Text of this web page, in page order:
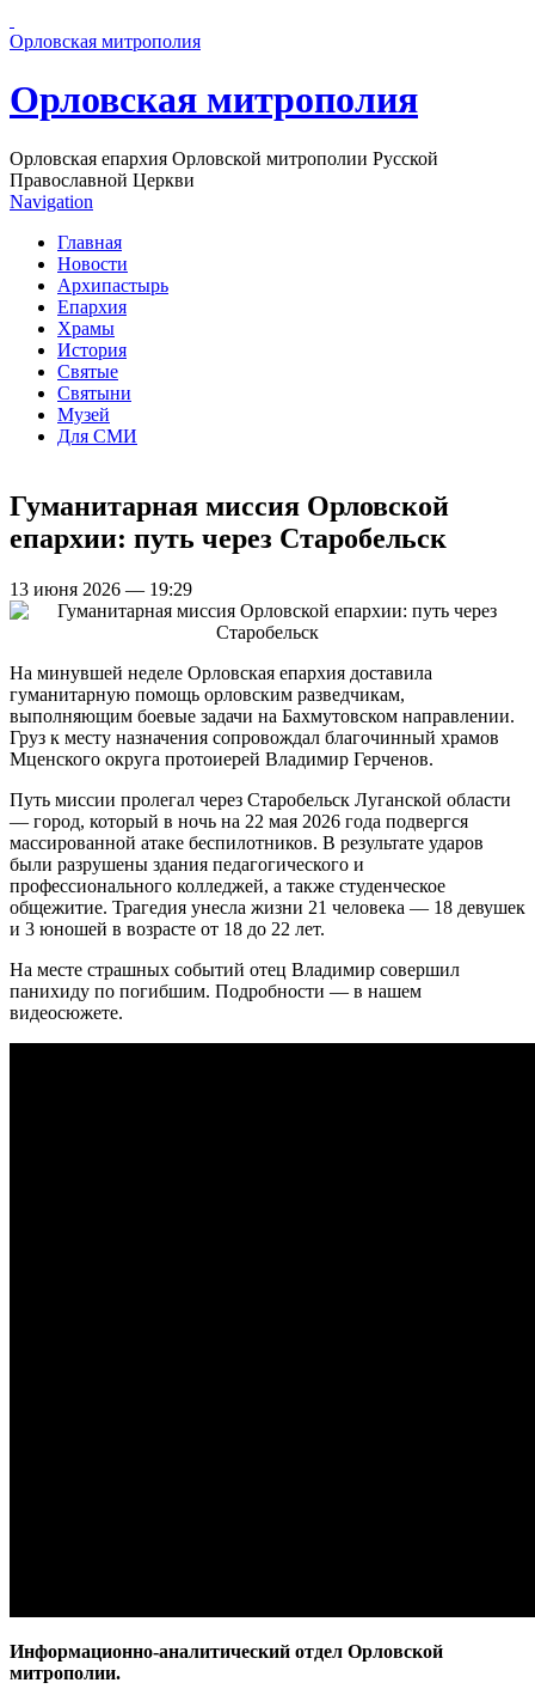
Орловская митрополия
Орловская митрополия
Орловская епархия Орловской митрополии Русской
Православной Церкви
Navigation
Главная
Новости
Архипастырь
Епархия
Храмы
История
Святые
Святыни
Музей
Для СМИ
Гуманитарная миссия Орловской
епархии: путь через Старобельск
13 июня 2026 — 19:29
На минувшей неделе Орловская епархия доставила
гуманитарную помощь орловским разведчикам,
выполняющим боевые задачи на Бахмутовском направлении.
Груз к месту назначения сопровождал благочинный храмов
Мценского округа протоиерей Владимир Герченов.
Путь миссии пролегал через Старобельск Луганской области
— город, который в ночь на 22 мая 2026 года подвергся
массированной атаке беспилотников. В результате ударов
были разрушены здания педагогического и
профессионального колледжей, а также студенческое
общежитие. Трагедия унесла жизни 21 человека — 18 девушек
и 3 юношей в возрасте от 18 до 22 лет.
На месте страшных событий отец Владимир совершил
панихиду по погибшим. Подробности — в нашем
видеосюжете.
Информационно-аналитический отдел Орловской
митрополии.